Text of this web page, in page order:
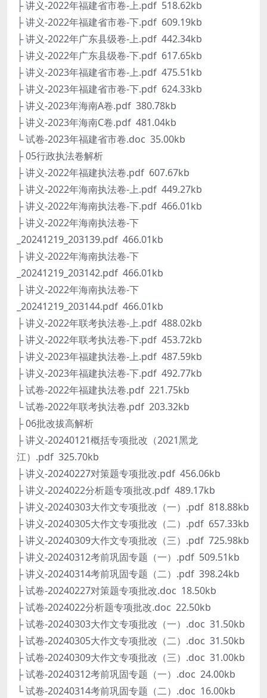
├ 讲义-2022年福建省市卷-上.pdf 518.62kb
├ 讲义-2022年福建省市卷-下.pdf 609.19kb
├ 讲义-2022年广东县级卷-上.pdf 442.34kb
├ 讲义-2022年广东县级卷-下.pdf 617.65kb
├ 讲义-2023年福建省市卷-上.pdf 475.51kb
├ 讲义-2023年福建省市卷-下.pdf 624.33kb
├ 讲义-2023年海南A卷.pdf 380.78kb
├ 讲义-2023年海南C卷.pdf 481.04kb
└ 试卷-2023年福建省市卷.doc 35.00kb
├ 05行政执法卷解析
├ 讲义-2022年福建执法卷.pdf 607.67kb
├ 讲义-2022年海南执法卷-上.pdf 449.27kb
├ 讲义-2022年海南执法卷-下.pdf 466.01kb
├ 讲义-2022年海南执法卷-下
_20241219_203139.pdf 466.01kb
├ 讲义-2022年海南执法卷-下
_20241219_203142.pdf 466.01kb
├ 讲义-2022年海南执法卷-下
_20241219_203144.pdf 466.01kb
├ 讲义-2022年联考执法卷-上.pdf 488.02kb
├ 讲义-2022年联考执法卷-下.pdf 453.72kb
├ 讲义-2023年福建执法卷-上.pdf 487.59kb
├ 讲义-2023年福建执法卷-下.pdf 492.77kb
├ 试卷-2022年福建执法卷.pdf 221.75kb
└ 试卷-2022年联考执法卷.pdf 203.32kb
├ 06批改拔高解析
├ 讲义-20240121概括专项批改（2021黑龙
江）.pdf 325.70kb
├ 讲义-20240227对策题专项批改.pdf 456.06kb
├ 讲义-2024022分析题专项批改.pdf 489.17kb
├ 讲义-20240303大作文专项批改（一）.pdf 818.88kb
├ 讲义-20240305大作文专项批改（二）.pdf 657.33kb
├ 讲义-20240309大作文专项批改（三）.pdf 725.98kb
├ 讲义-20240312考前巩固专题（一）.pdf 509.51kb
├ 讲义-20240314考前巩固专题（二）.pdf 398.24kb
├ 试卷-20240227对策题专项批改.doc 18.50kb
├ 试卷-2024022分析题专项批改.doc 22.50kb
├ 试卷-20240303大作文专项批改（一）.doc 31.50kb
├ 试卷-20240305大作文专项批改（二）.doc 31.50kb
├ 试卷-20240309大作文专项批改（三）.doc 31.00kb
├ 试卷-20240312考前巩固专题（一）.doc 24.00kb
└ 试卷-20240314考前巩固专题（二）.doc 16.00kb